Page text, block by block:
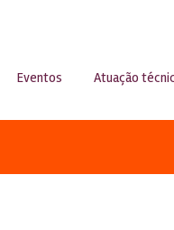
Eventos Atuação